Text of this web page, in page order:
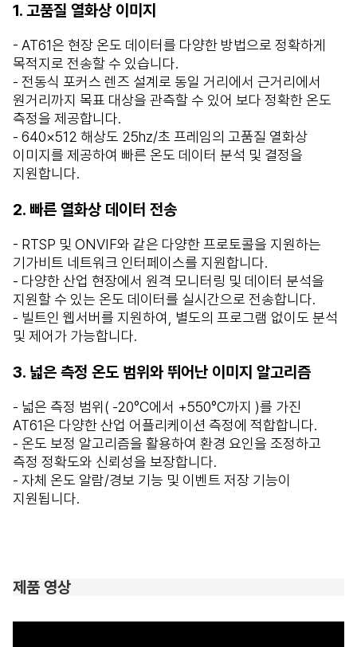
1. 고품질 열화상 이미지
- AT61은 현장 온도 데이터를 다양한 방법으로 정확하게
목적지로 전송할 수 있습니다.
- 전동식 포커스 렌즈 설계로 동일 거리에서 근거리에서
원거리까지 목표 대상을 관측할 수 있어 보다 정확한 온도
측정을 제공합니다.
- 640×512 해상도 25hz/초 프레임의 고품질 열화상
이미지를 제공하여 빠른 온도 데이터 분석 및 결정을
지원합니다.
2. 빠른 열화상 데이터 전송
- RTSP 및 ONVIF와 같은 다양한 프로토콜을 지원하는
기가비트 네트워크 인터페이스를 지원합니다.
- 다양한 산업 현장에서 원격 모니터링 및 데이터 분석을
지원할 수 있는 온도 데이터를 실시간으로 전송합니다.
- 빌트인 웹서버를 지원하여, 별도의 프로그램 없이도 분석
및 제어가 가능합니다.
3. 넓은 측정 온도 범위와 뛰어난 이미지 알고리즘
- 넓은 측정 범위( -20°C에서 +550°C까지 )를 가진
AT61은 다양한 산업 어플리케이션 측정에 적합합니다.
- 온도 보정 알고리즘을 활용하여 환경 요인을 조정하고
측정 정확도와 신뢰성을 보장합니다.
- 자체 온도 알람/경보 기능 및 이벤트 저장 기능이
지원됩니다.
제품 영상